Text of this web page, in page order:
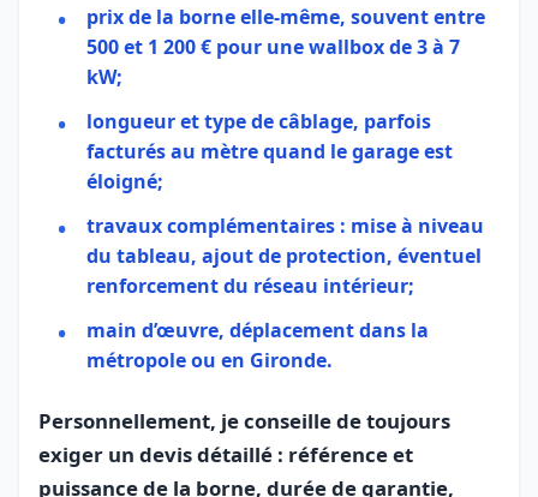
prix de la borne elle-même, souvent entre
500 et 1 200 € pour une wallbox de 3 à 7
kW;
longueur et type de câblage, parfois
facturés au mètre quand le garage est
éloigné;
travaux complémentaires : mise à niveau
du tableau, ajout de protection, éventuel
renforcement du réseau intérieur;
main d’œuvre, déplacement dans la
métropole ou en Gironde.
Personnellement, je conseille de toujours
exiger un devis détaillé : référence et
puissance de la borne, durée de garantie,